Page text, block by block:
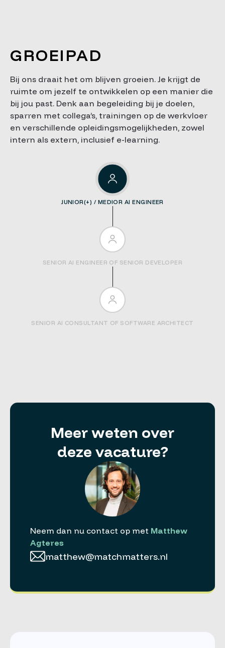
GROEIPAD
Bij ons draait het om blijven groeien. Je krijgt de
ruimte om jezelf te ontwikkelen op een manier die
bij jou past. Denk aan begeleiding bij je doelen,
sparren met collega’s, trainingen op de werkvloer
en verschillende opleidingsmogelijkheden, zowel
intern als extern, inclusief e-learning.
JUNIOR(+) / MEDIOR AI ENGINEER
SENIOR AI ENGINEER OF SENIOR DEVELOPER
SENIOR AI CONSULTANT OF SOFTWARE ARCHITECT
Meer weten over
deze vacature?
Neem dan nu contact op met Matthew
Agteres
matthew@matchmatters.nl